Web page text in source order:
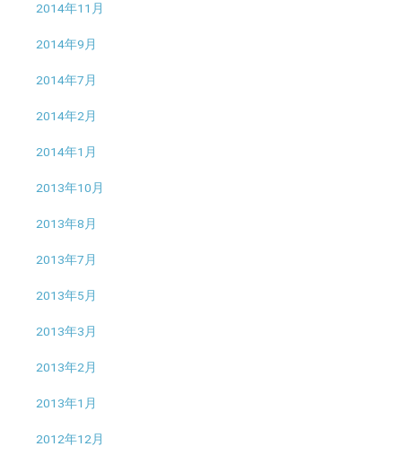
2014年11月
2014年9月
2014年7月
2014年2月
2014年1月
2013年10月
2013年8月
2013年7月
2013年5月
2013年3月
2013年2月
2013年1月
2012年12月